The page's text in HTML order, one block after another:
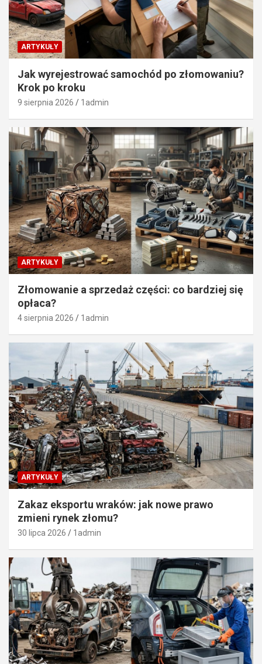
ARTYKUŁY
Jak wyrejestrować samochód po złomowaniu?
Krok po kroku
9 sierpnia 2026 1admin
ARTYKUŁY
Złomowanie a sprzedaż części: co bardziej się
opłaca?
4 sierpnia 2026 1admin
ARTYKUŁY
Zakaz eksportu wraków: jak nowe prawo
zmieni rynek złomu?
30 lipca 2026 1admin